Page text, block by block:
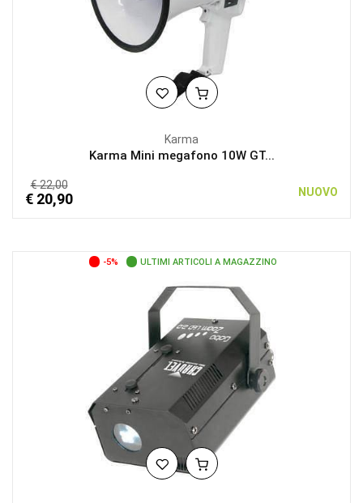
Karma
Karma Mini megafono 10W GT...
€ 22,00
€ 20,90 NUOVO
-5% ULTIMI ARTICOLI A MAGAZZINO